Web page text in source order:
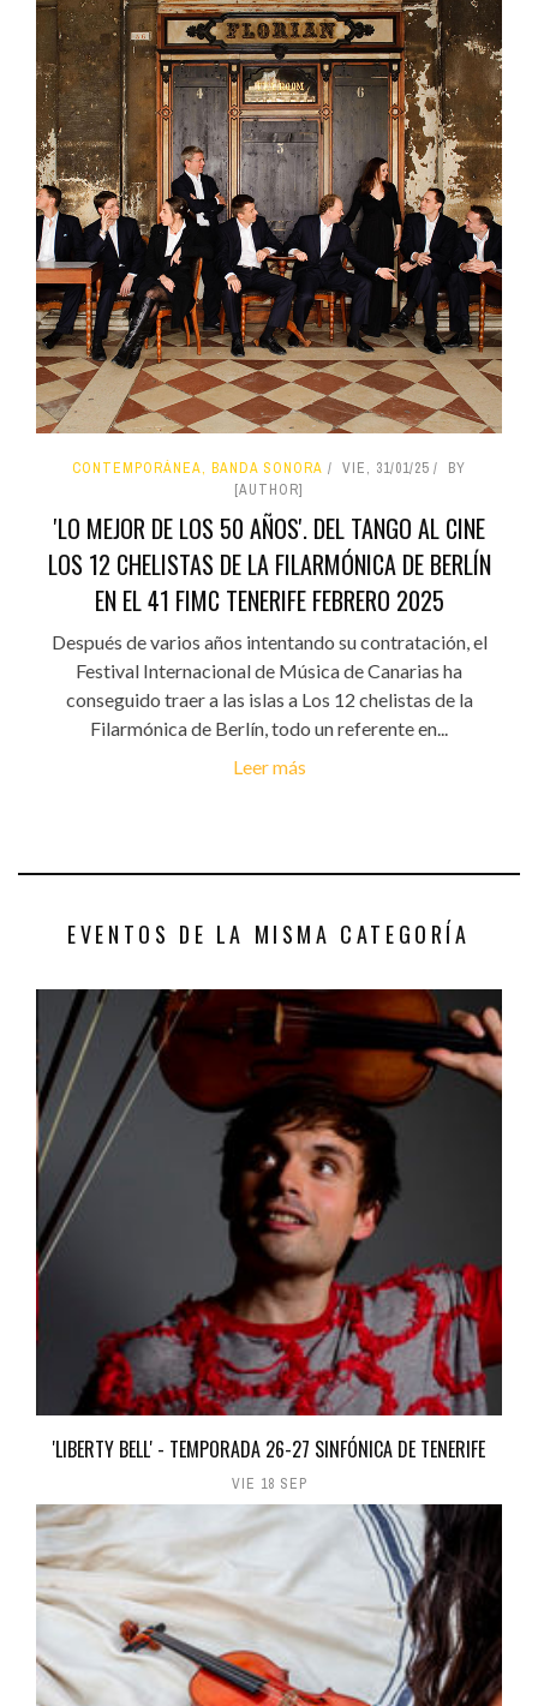
CONTEMPORÁNEA, BANDA SONORA VIE, 31/01/25
BY
[AUTHOR]
'LO MEJOR DE LOS 50 AÑOS'. DEL TANGO AL CINE
LOS 12 CHELISTAS DE LA FILARMÓNICA DE BERLÍN
EN EL 41 FIMC TENERIFE FEBRERO 2025
Después de varios años intentando su contratación, el
Festival Internacional de Música de Canarias ha
conseguido traer a las islas a Los 12 chelistas de la
Filarmónica de Berlín, todo un referente en...
Leer más
EVENTOS DE LA MISMA CATEGORÍA
'LIBERTY BELL' - TEMPORADA 26-27 SINFÓNICA DE TENERIFE
VIE 18 SEP